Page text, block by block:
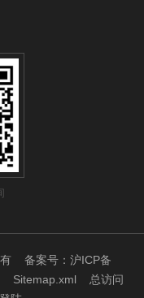
有备案号：沪ICP备
Sitemap.xml 总访问